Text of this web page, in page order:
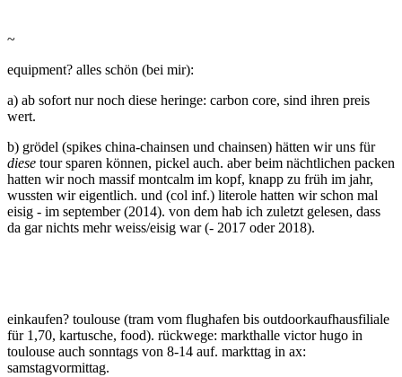
~
equipment? alles schön (bei mir):
a) ab sofort nur noch diese heringe: carbon core, sind ihren preis
wert.
b) grödel (spikes china-chainsen und chainsen) hätten wir uns für
diese tour sparen können, pickel auch. aber beim nächtlichen packen
hatten wir noch massif montcalm im kopf, knapp zu früh im jahr,
wussten wir eigentlich. und (col inf.) literole hatten wir schon mal
eisig - im september (2014). von dem hab ich zuletzt gelesen, dass
da gar nichts mehr weiss/eisig war (- 2017 oder 2018).
einkaufen? toulouse (tram vom flughafen bis outdoorkaufhausfiliale
für 1,70, kartusche, food). rückwege: markthalle victor hugo in
toulouse auch sonntags von 8-14 auf. markttag in ax:
samstagvormittag.